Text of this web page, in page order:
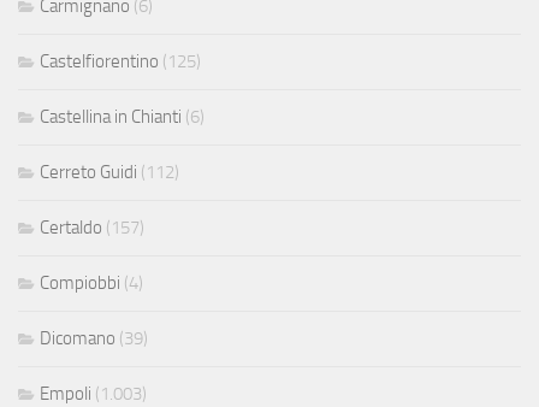
Carmignano (6)
Castelfiorentino (125)
Castellina in Chianti (6)
Cerreto Guidi (112)
Certaldo (157)
Compiobbi (4)
Dicomano (39)
Empoli (1.003)